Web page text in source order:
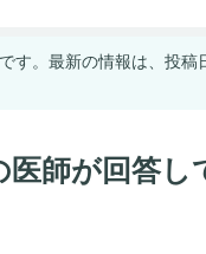
す。最新の情報は、投稿
医師が回答し